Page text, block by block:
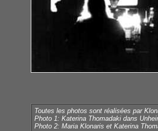
Toutes les photos sont réalisées par
Photo 1: Katerina Thomadaki dans
Photo 2: Maria Klonaris et Katerina